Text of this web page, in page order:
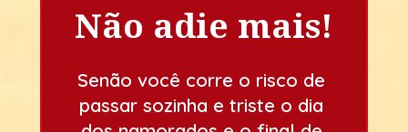
Não adie mais!
Senão você corre o risco de
passar sozinha e triste o dia